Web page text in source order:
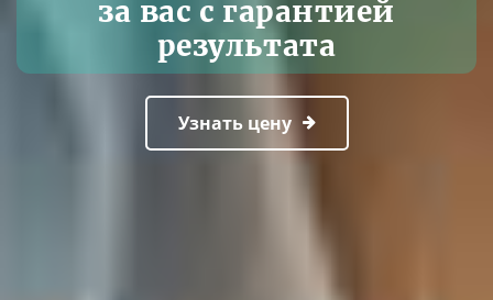
за вас с гарантией
результата
Узнать цену